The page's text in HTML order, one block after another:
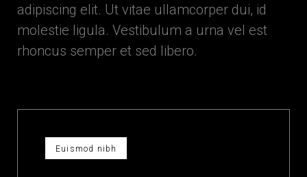
adipiscing elit. Ut vitae ullamcorper dui, id
molestie ligula. Vestibulum a urna vel est
rhoncus semper et sed libero.
Euismod nibh